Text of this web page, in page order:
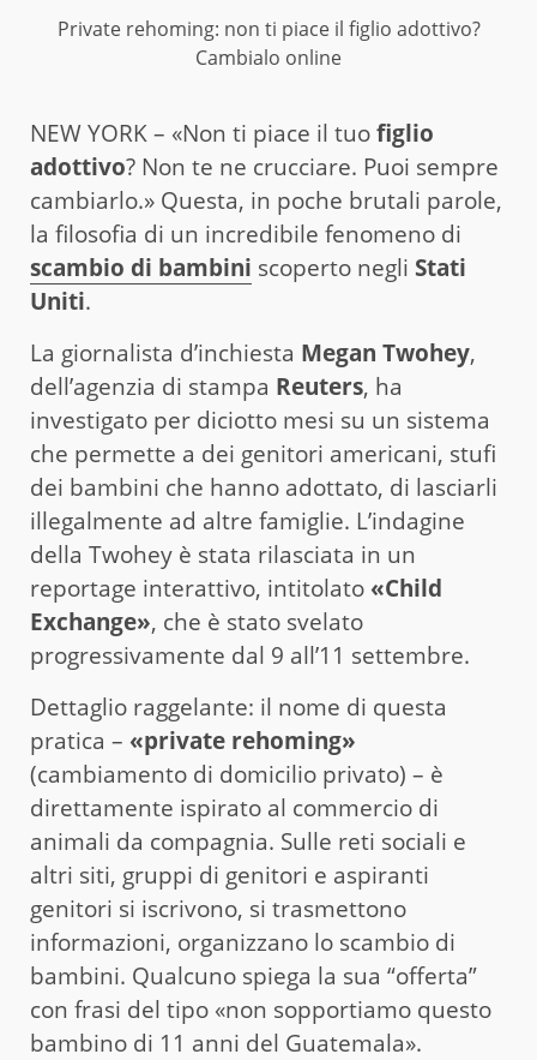
Private rehoming: non ti piace il figlio adottivo?
Cambialo online
NEW YORK – «Non ti piace il tuofiglio
adottivo? Non te ne crucciare. Puoi sempre
cambiarlo.» Questa, in poche brutali parole,
la filosofia di un incredibile fenomeno di
scambio di bambini scoperto negli Stati
Uniti.
La giornalista d’inchiesta Megan Twohey,
dell’agenzia di stampa Reuters, ha
investigato per diciotto mesi su un sistema
che permette a dei genitori americani, stufi
dei bambini che hanno adottato, di lasciarli
illegalmente ad altre famiglie. L’indagine
della Twohey è stata rilasciata in un
reportage interattivo, intitolato «Child
Exchange», che è stato svelato
progressivamente dal 9 all’11 settembre.
Dettaglio raggelante: il nome di questa
pratica – «private rehoming»
(cambiamento di domicilio privato) – è
direttamente ispirato al commercio di
animali da compagnia. Sulle reti sociali e
altri siti, gruppi di genitori e aspiranti
genitori si iscrivono, si trasmettono
informazioni, organizzano lo scambio di
bambini. Qualcuno spiega la sua “offerta”
con frasi del tipo «non sopportiamo questo
bambino di 11 anni del Guatemala».